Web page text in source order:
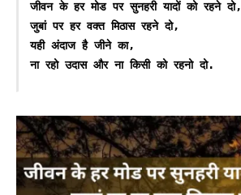
जीवन के हर मोड पर सुनहरी यादों को रहने दो,
जुबां पर हर वक्त मिठास रहने दो,
यही अंदाज है जीने का,
ना रहो उदास और ना किसी को रहनो दो.